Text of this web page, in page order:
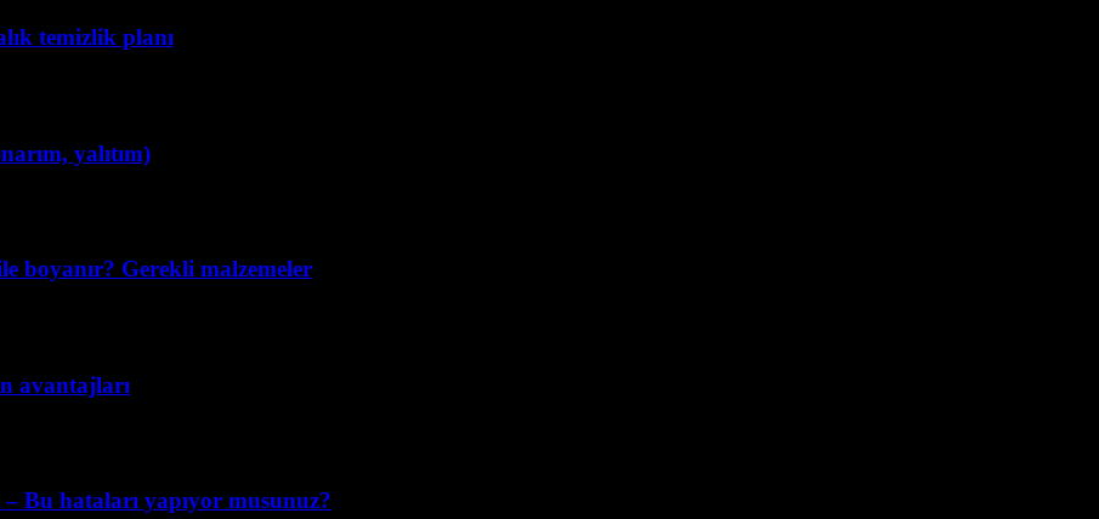
temizlik planı
yalıtım)
boyanır? Gerekli malzemeler
avantajları
Bu hataları yapıyor musunuz?